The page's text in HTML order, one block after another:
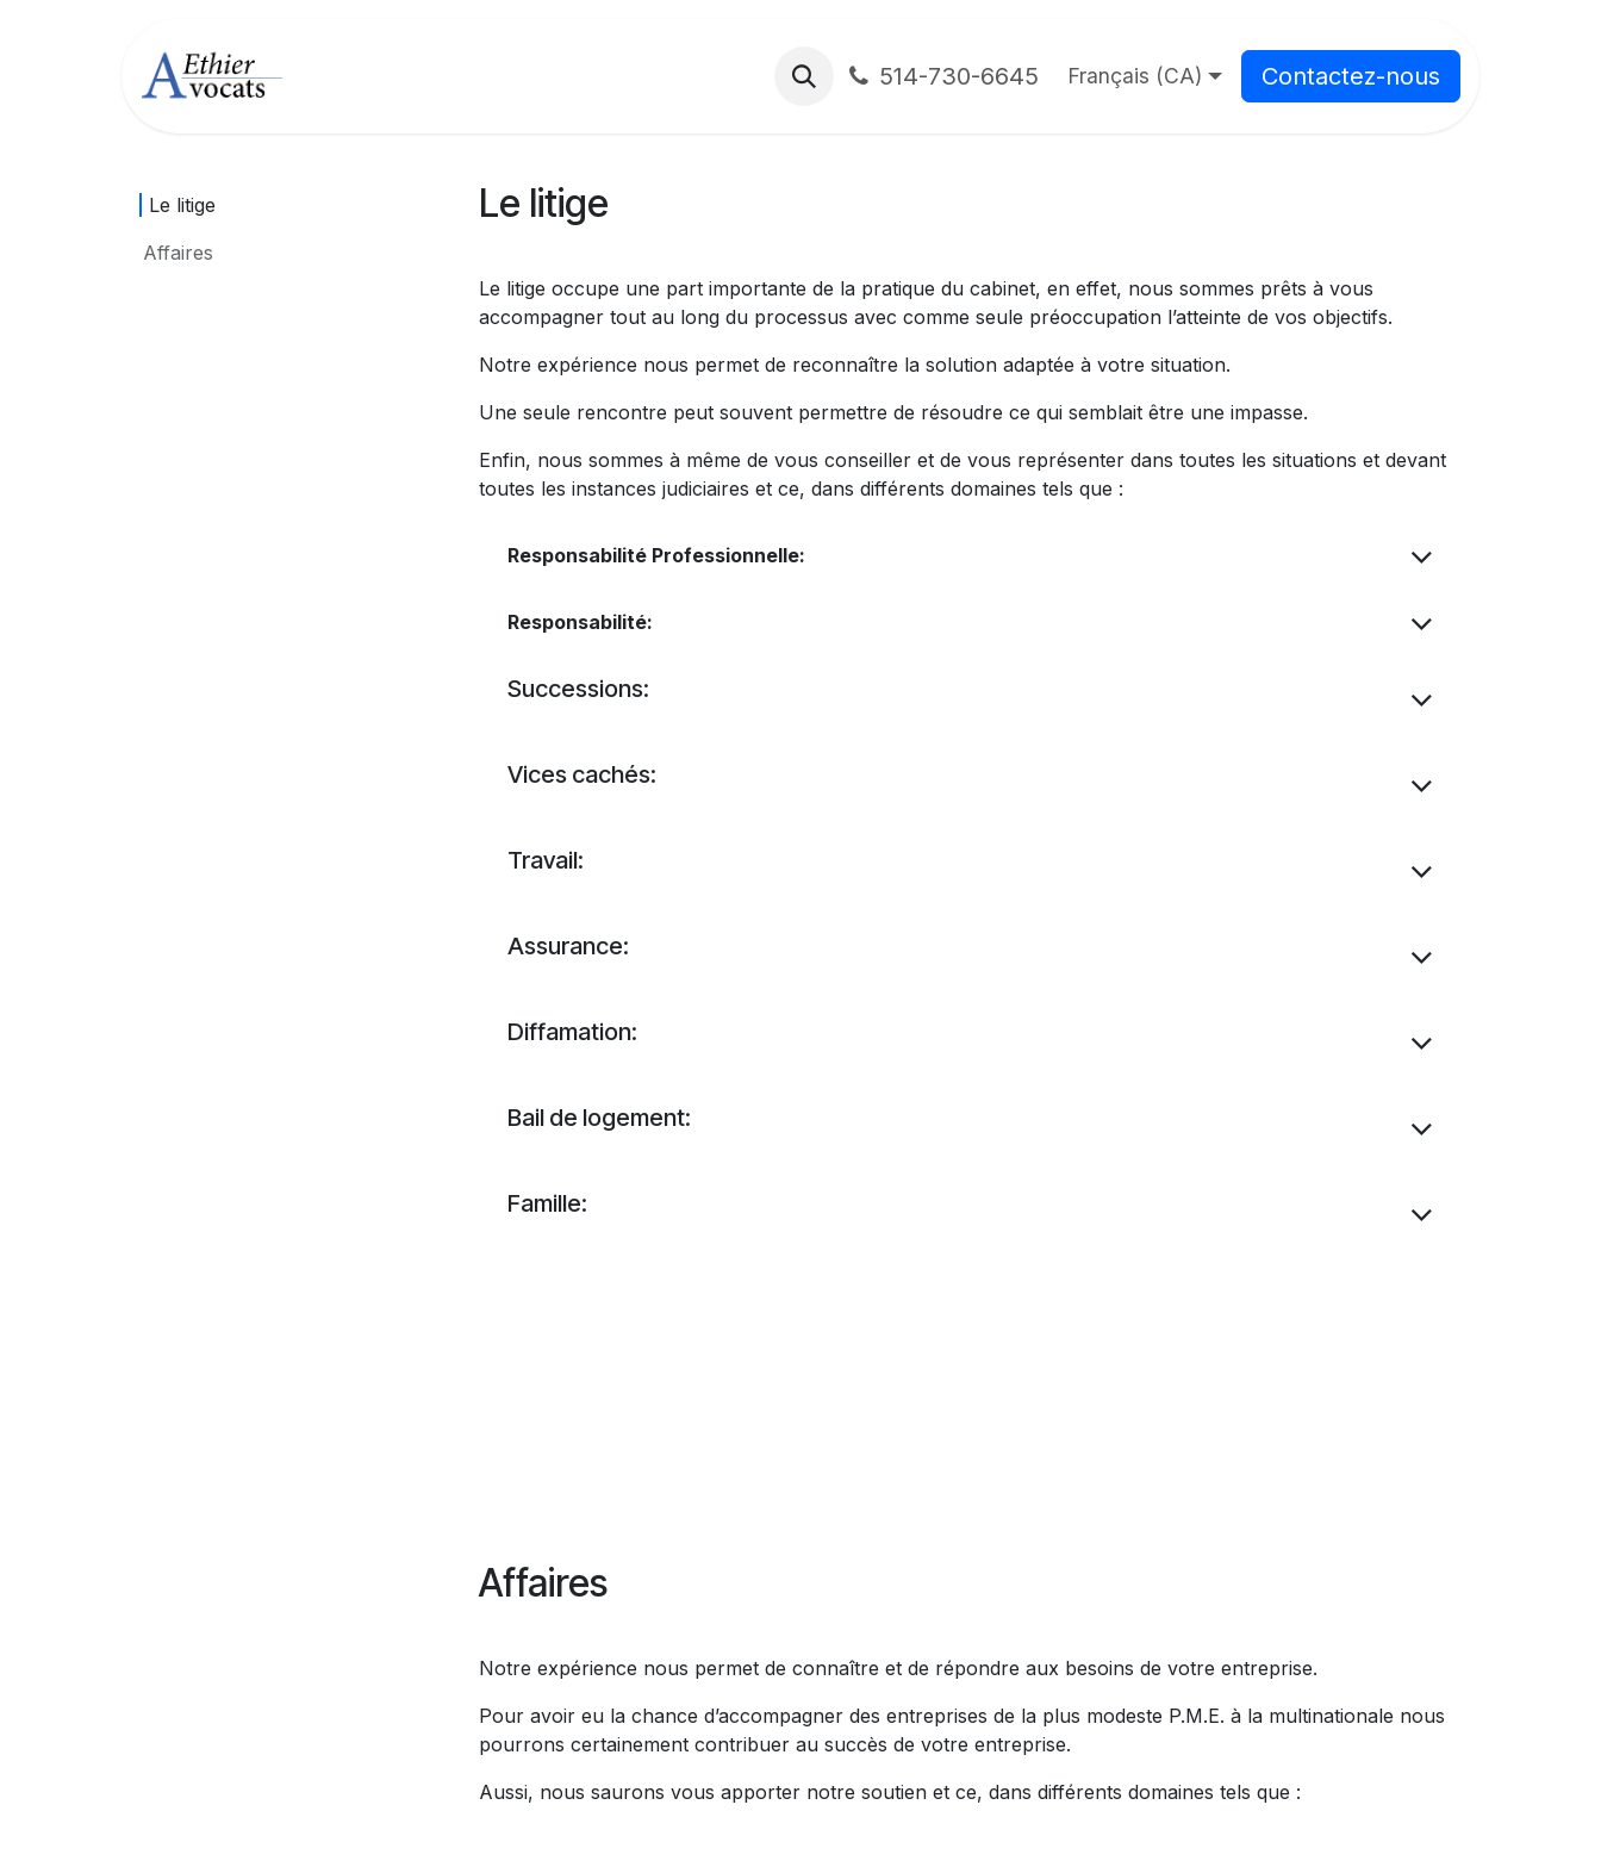
Chroniques514-730-6645 Français (CA) Contactez-nous
Le litige ​
Affaires
Le litige
Le litige occupe une part importante de la pratique du cabinet, en effet, nous sommes prêts à vous
accompagner tout au long du processus avec comme seule préoccupation l’atteinte de vos objectifs.
Notre expérience nous permet de reconnaître la solution adaptée à votre situation.
Une seule rencontre peut souvent permettre de résoudre ce qui semblait être une impasse.
Enfin, nous sommes à même de vous conseiller et de vous représenter dans toutes les situations et devant
toutes les instances judiciaires et ce, dans différents domaines tels que :
Responsabilité Professionnelle:
Responsabilité:
Successions:
Vices cachés:
Travail:
Assurance:
Diffamation:
Bail de logement:
Famille:
Affaires
Notre expérience nous permet de connaître et de répondre aux besoins de votre entreprise.
Pour avoir eu la chance d’accompagner des entreprises de la plus modeste P.M.E. à la multinationale nous
pourrons certainement contribuer au succès de votre entreprise.
Aussi, nous saurons vous apporter notre soutien et ce, dans différents domaines tels que :